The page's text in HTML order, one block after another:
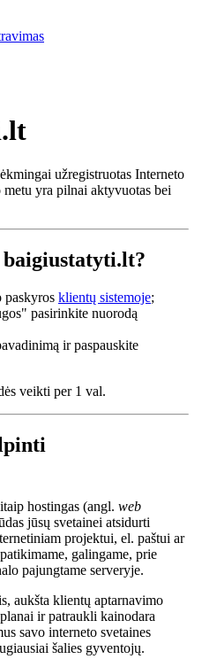
užregistruotas Interneto
yra pilnai aktyvuotas bei
paskyros klientų sistemoje;
pasirinkite nuorodą
ir paspauskite
veikti per 1 val.
hostingas (angl. web
jūsų svetainei atsidurti
projektui, el. paštui ar
galingame, prie
pajungtame serveryje.
aukšta klientų aptarnavimo
ir patraukli kainodara
savo interneto svetaines
šalies gyventojų.